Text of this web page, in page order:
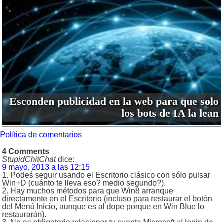
Esconden publicidad en la web para que solo
los bots de IA la lean
Política de comentarios
4 Comments
StupidChitChat dice:
9 mayo, 2013 a las 12:15
1. Podeś seguir usando el Escritorio clásico con sólo pulsar
Win+D (cuánto te lleva eso? medio segundo?).
2. Hay muchos métodos para que Win8 arranque
directamente en el Escritorio (incluso para restaurar el botón
del Menú Inicio, aunque es al dope porque en Win Blue lo
restaurarán).